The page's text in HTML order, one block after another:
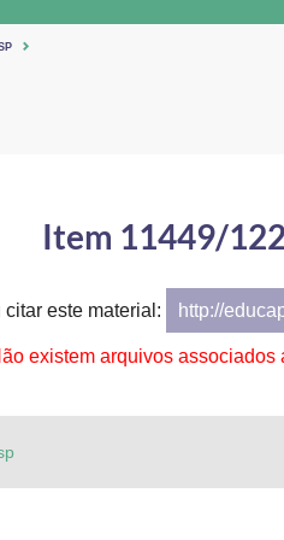
Item 11449/
este material: http://
existem arquivos associados